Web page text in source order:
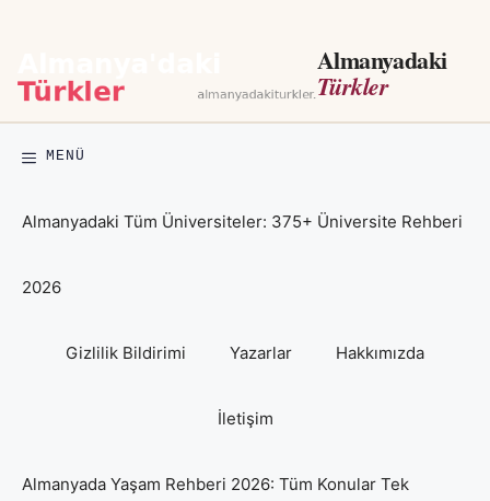
Almanyadaki
Türkler
MENÜ
Almanyadaki Tüm Üniversiteler: 375+ Üniversite Rehberi
2026
Gizlilik Bildirimi Yazarlar Hakkımızda
İletişim
Almanyada Yaşam Rehberi 2026: Tüm Konular Tek